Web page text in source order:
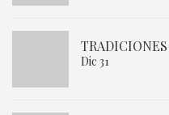
Dic 31